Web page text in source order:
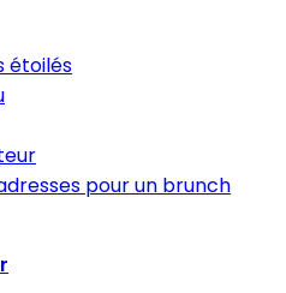
étoilés
pour un brunch